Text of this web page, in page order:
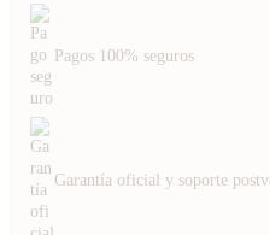
Pagos 100% seguros
Garantía oficial y soporte